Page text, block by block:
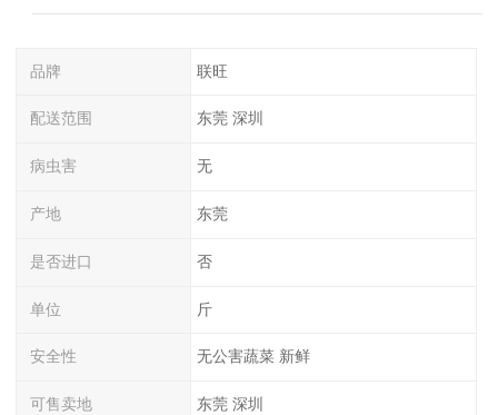
品牌 联旺
配送范围 东莞 深圳
病虫害 无
产地 东莞
是否进口 否
单位 斤
安全性 无公害蔬菜 新鲜
可售卖地 东莞 深圳